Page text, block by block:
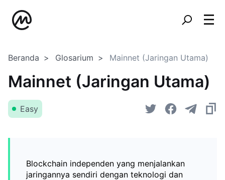
Beranda Glosarium Mainnet (Jaringan Utama)
Mainnet (Jaringan Utama)
Easy
Blockchain independen yang menjalankan
jaringannya sendiri dengan teknologi dan